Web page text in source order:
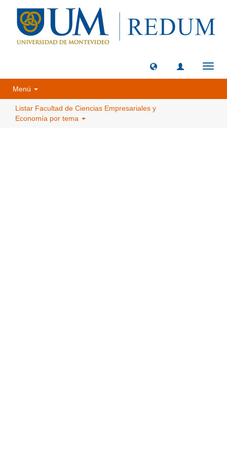
Menú
Listar Facultad de Ciencias Empresariales y
Economía por tema